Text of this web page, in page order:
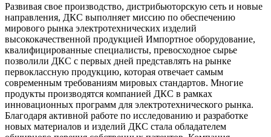
Развивая свое производство, дистрибьюторскую сеть и новые
направления, ДКС выполняет миссию по обеспечению
мирового рынка электротехнических изделий
высококачественной продукцией Импортное оборудование,
квалифицированные специалисты, превосходное сырье
позволили ДКС с первых дней представлять на рынке
первоклассную продукцию, которая отвечает самым
современным требованиям мировых стандартов. Многие
продукты производятся компанией ДКС в рамках
инновационных программ для электротехнического рынка.
Благодаря активной работе по исследованию и разработке
новых материалов и изделий ДКС стала обладателем